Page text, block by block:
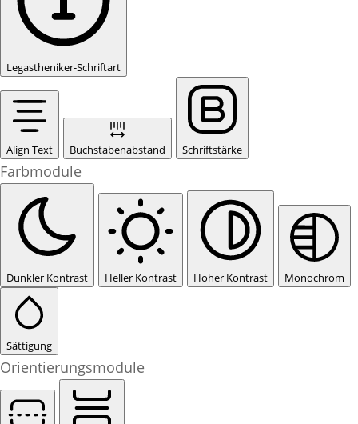
Legastheniker-Schriftart
Align Text Buchstabenabstand Schriftstärke
Farbmodule
Dunkler Kontrast Heller Kontrast Hoher Kontrast Monochrom
Sättigung
Orientierungsmodule